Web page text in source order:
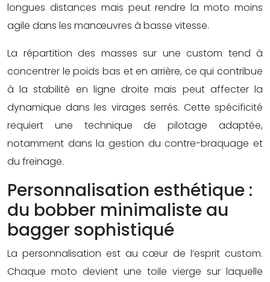
longues distances mais peut rendre la moto moins
agile dans les manœuvres à basse vitesse.
La répartition des masses sur une custom tend à
concentrer le poids bas et en arrière, ce qui contribue
à la stabilité en ligne droite mais peut affecter la
dynamique dans les virages serrés. Cette spécificité
requiert une technique de pilotage adaptée,
notamment dans la gestion du contre-braquage et
du freinage.
Personnalisation esthétique :
du bobber minimaliste au
bagger sophistiqué
La personnalisation est au cœur de l’esprit custom.
Chaque moto devient une toile vierge sur laquelle